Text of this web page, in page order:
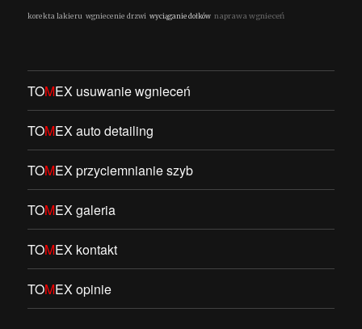
korekta lakieru wgniecenie drzwi wyciąganie dołków naprawa wgnieceń
TOMEX usuwanie wgnieceń
TOMEX auto detailing
TOMEX przyciemnianie szyb
TOMEX galeria
TOMEX kontakt
TOMEX opinie